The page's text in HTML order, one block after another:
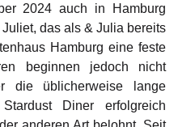
2024 auch in Hamburg
das als & Julia bereits
Hamburg eine feste
beginnen jedoch nicht
die üblicherweise lange
Diner erfolgreich